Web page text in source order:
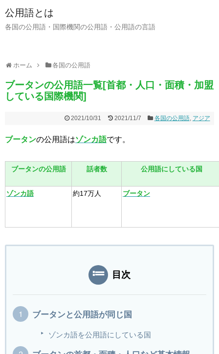
公用語とは
各国の公用語・国際機関の公用語・公用語の言語
ホーム 各国の公用語
ブータンの公用語一覧[首都・人口・面積・加盟
している国際機関]
2021/10/31 2021/11/7 各国の公用語, アジア
ブータンの公用語はゾンカ語です。
ブータンの公用語 話者数 公用語にしている国
ゾンカ語 約17万人 ブータン
目次
ブータンと公用語が同じ国
ゾンカ語を公用語にしている国